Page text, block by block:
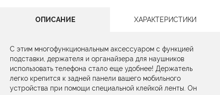
ОПИСАНИЕ ХАРАКТЕРИСТИКИ
С этим многофункциональным аксессуаром с функцией
подставки, держателя и органайзера для наушников
использовать телефона стало еще удобнее! Держатель
легко крепится к задней панели вашего мобильного
устройства при помощи специальной клейкой ленты. Он